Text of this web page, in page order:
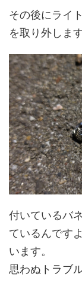
その後にライ
を取り外します
付いているバ
ているんです
います。
思わぬトラブ